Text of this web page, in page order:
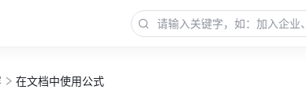
在文档中使用公式